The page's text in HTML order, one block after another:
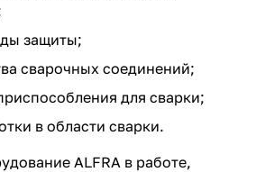
защиты;
сварочных соединений;
для сварки;
в области сварки.
ALFRA в работе,